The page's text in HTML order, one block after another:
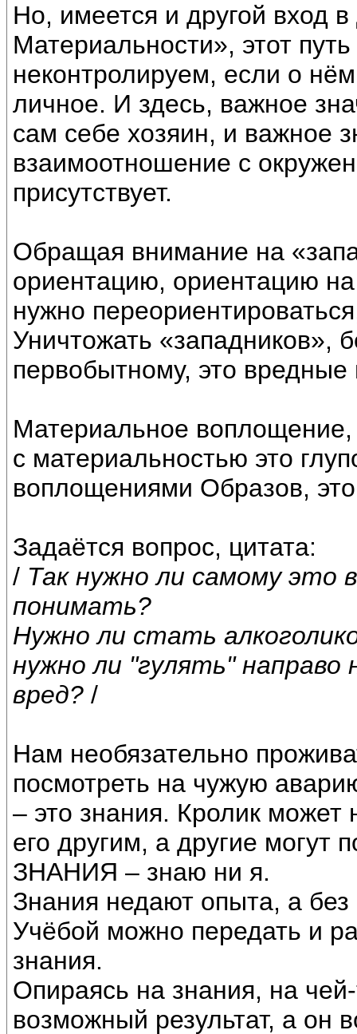
Но, имеется и другой вход
Материальности», этот
неконтролируем, если о
личное. И здесь, важное
сам себе хозяин, и важное
взаимоотношение с
присутствует.
Обращая внимание на
ориентацию, ориентацию
нужно
Уничтожать «западников»,
первобытному, это вредные
Материальное воплощение,
с материальностью это
воплощениями Образов,
Задаётся вопрос, цитата:
/ Так нужно ли самому это
понимать?
Нужно ли стать
нужно ли "гулять"
вред? /
Нам необязательно
посмотреть на чужую
– это знания. Кролик может
его другим, а другие могут
ЗНАНИЯ – знаю ни я.
Знания недают опыта, а
Учёбой можно передать и
знания.
Опираясь на знания, на
возможный результат, а он